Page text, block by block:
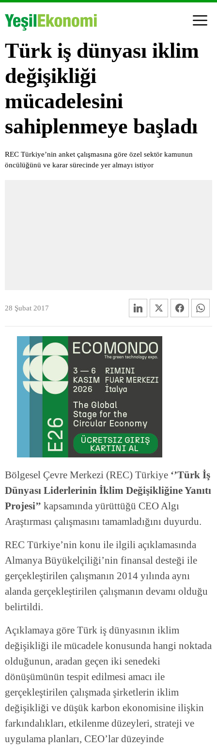
Türk iş dünyası iklim
değişikliği
mücadelesini
sahiplenmeye başladı
REC Türkiye’nin anket çalışmasına göre özel sektör kamunun
öncülüğünü ve karar sürecinde yer almayı istiyor
28 Şubat 2017
Bölgesel Çevre Merkezi (REC) Türkiye ‘’Türk İş
Dünyası Liderlerinin İklim Değişikliğine Yanıtı
Projesi’’ kapsamında yürüttüğü CEO Algı
Araştırması çalışmasını tamamladığını duyurdu.
REC Türkiye’nin konu ile ilgili açıklamasında
Almanya Büyükelçiliği’nin finansal desteği ile
gerçekleştirilen çalışmanın 2014 yılında aynı
alanda gerçekleştirilen çalışmanın devamı olduğu
belirtildi.
Açıklamaya göre Türk iş dünyasının iklim
değişikliği ile mücadele konusunda hangi noktada
olduğunun, aradan geçen iki senedeki
dönüşümünün tespit edilmesi amacı ile
gerçekleştirilen çalışmada şirketlerin iklim
değişikliği ve düşük karbon ekonomisine ilişkin
farkındalıkları, etkilenme düzeyleri, strateji ve
uygulama planları, CEO’lar düzeyinde